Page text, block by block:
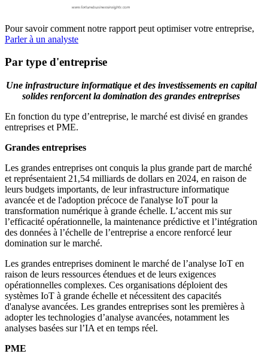
Pour savoir comment notre rapport peut optimiser votre entreprise,
Parler à un analyste
Par type d'entreprise
Une infrastructure informatique et des investissements en capital
solides renforcent la domination des grandes entreprises
En fonction du type d’entreprise, le marché est divisé en grandes
entreprises et PME.
Grandes entreprises
Les grandes entreprises ont conquis la plus grande part de marché
et représentaient 21,54 milliards de dollars en 2024, en raison de
leurs budgets importants, de leur infrastructure informatique
avancée et de l'adoption précoce de l'analyse IoT pour la
transformation numérique à grande échelle. L’accent mis sur
l’efficacité opérationnelle, la maintenance prédictive et l’intégration
des données à l’échelle de l’entreprise a encore renforcé leur
domination sur le marché.
Les grandes entreprises dominent le marché de l’analyse IoT en
raison de leurs ressources étendues et de leurs exigences
opérationnelles complexes. Ces organisations déploient des
systèmes IoT à grande échelle et nécessitent des capacités
d'analyse avancées. Les grandes entreprises sont les premières à
adopter les technologies d’analyse avancées, notamment les
analyses basées sur l’IA et en temps réel.
PME